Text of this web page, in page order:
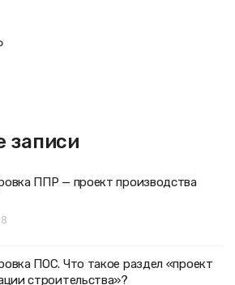
записи
ППР — проект производства
ПОС. Что такое раздел «проект
строительства»?